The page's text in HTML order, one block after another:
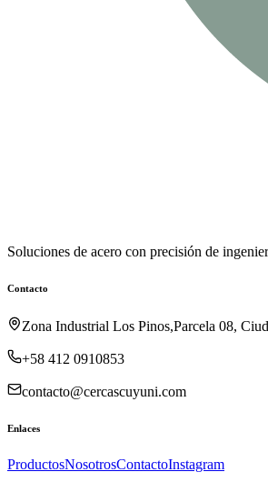
Soluciones de acero con precisión de
Contacto
Zona Industrial Los Pinos,Parcela 08,
+58 412 0910853
contacto@cercascuyuni.com
Enlaces
ProductosNosotrosContactoInstagram